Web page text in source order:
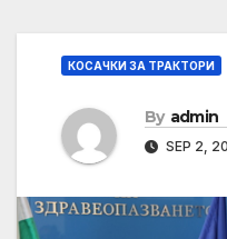
КОСАЧКИ ЗА ТРАКТОРИ
By admin
SEP 2,